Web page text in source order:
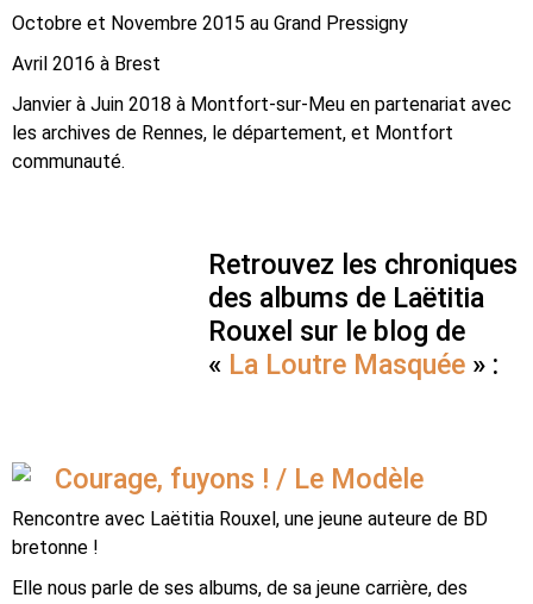
Octobre et Novembre 2015 au Grand Pressigny
Avril 2016 à Brest
Janvier à Juin 2018 à Montfort-sur-Meu en partenariat avec
les archives de Rennes, le département, et Montfort
communauté.
Retrouvez les chroniques
des albums de Laëtitia
Rouxel sur le blog de
« La Loutre Masquée » :
Courage, fuyons ! / Le Modèle
Rencontre avec Laëtitia Rouxel, une jeune auteure de BD
bretonne !
Elle nous parle de ses albums, de sa jeune carrière, des